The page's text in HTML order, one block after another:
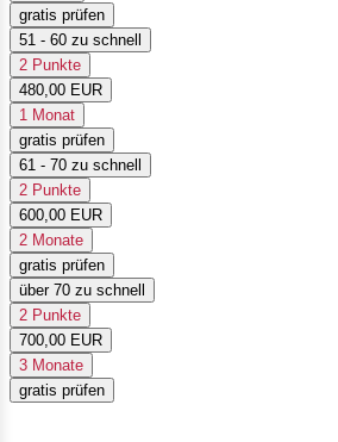
gratis prüfen
51 - 60 zu schnell
2 Punkte
480,00 EUR
1 Monat
gratis prüfen
61 - 70 zu schnell
2 Punkte
600,00 EUR
2 Monate
gratis prüfen
über 70 zu schnell
2 Punkte
700,00 EUR
3 Monate
gratis prüfen